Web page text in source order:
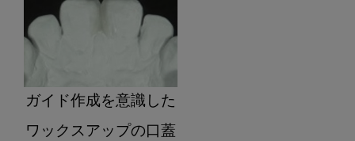
ガイド作成を意識した
ワックスアップの口蓋